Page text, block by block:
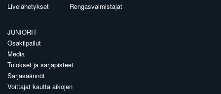
Livelähetykset
Rengasvalmistajat
JUNIORIT
Osakilpailut
Media
Tulokset ja sarjapisteet
Sarjasäännöt
Voittajat kautta aikojen